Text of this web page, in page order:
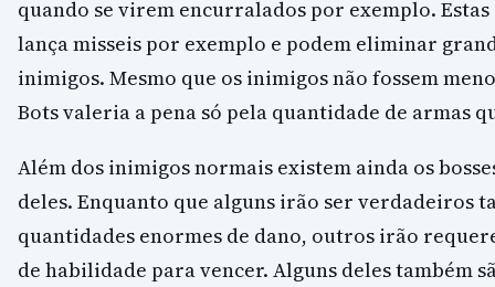
quando se virem encurralados por exemplo. Estas
lança misseis por exemplo e podem eliminar
inimigos. Mesmo que os inimigos não fossem
Bots valeria a pena só pela quantidade de armas
Além dos inimigos normais existem ainda os
deles. Enquanto que alguns irão ser verdadeiros
quantidades enormes de dano, outros irão
de habilidade para vencer. Alguns deles também